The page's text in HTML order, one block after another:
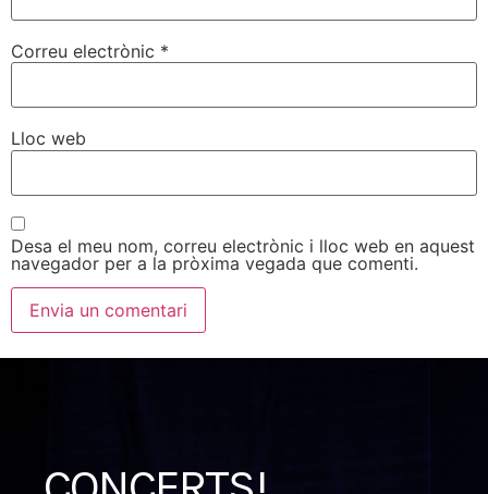
Correu electrònic *
Lloc web
Desa el meu nom, correu electrònic i lloc web en aquest
navegador per a la pròxima vegada que comenti.